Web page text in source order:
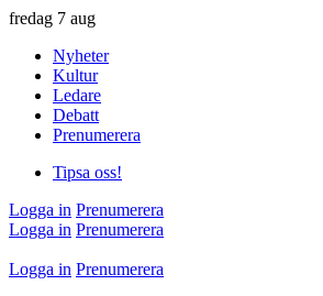
fredag 7 aug
Nyheter
Kultur
Ledare
Debatt
Prenumerera
Tipsa oss!
Logga in Prenumerera
Logga in Prenumerera
Logga in Prenumerera